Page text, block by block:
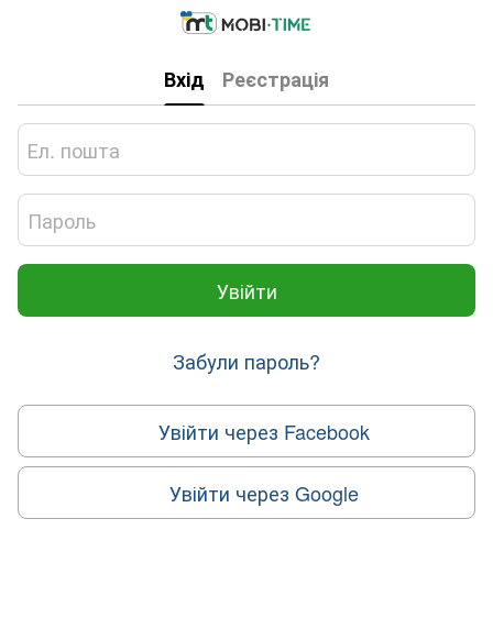
Вхід Реєстрація
Увійти
Забули пароль?
Увійти через Facebook
Увійти через Google